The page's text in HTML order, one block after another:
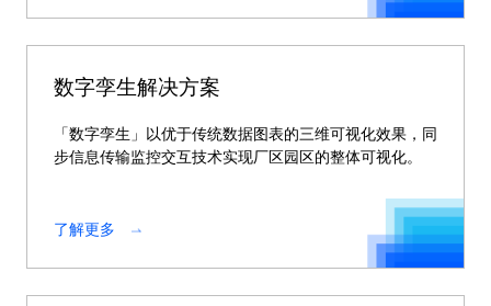
数字孪生解决方案
「数字孪生」以优于传统数据图表的三维可视化效果，同
步信息传输监控交互技术实现厂区园区的整体可视化。
了解更多